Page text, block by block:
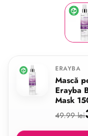
ERAYBA
Mască
Erayba
Mask
49.99 lei